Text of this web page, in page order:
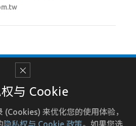
与 Cookie
(Cookies) 来优化您的使用体验，
隐私权与 Cookie 政策。如果您选
人力资源 隐私权政策